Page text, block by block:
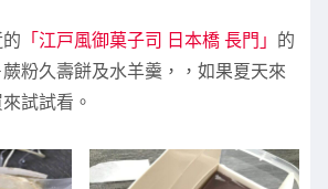
「江戸風御菓子司 日本橋 長門」 的
粉久壽餅及水羊羹，，如果夏天來
試試看。